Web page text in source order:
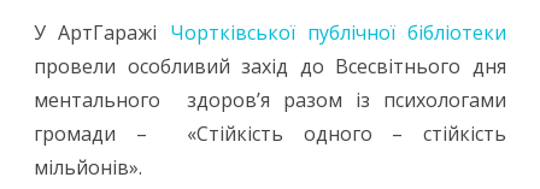
У АртГаражі Чортківської публічної бібліотеки
провели особливий захід до Всесвітнього дня
ментального здоров’я разом із психологами
громади – «Стійкість одного – стійкість
мільйонів».